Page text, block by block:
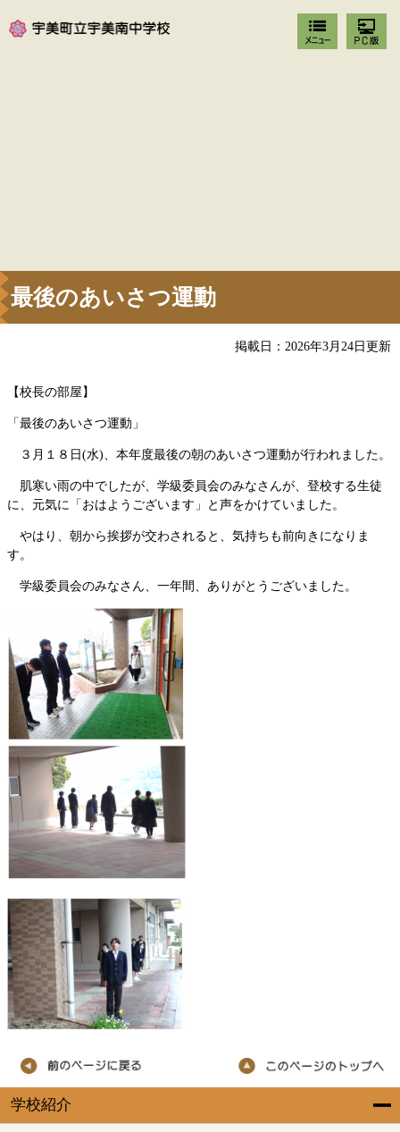
学校紹介
最後のあいさつ運動
掲載日：2026年3月24日更新
【校長の部屋】
「最後のあいさつ運動」
３月１８日(水)、本年度最後の朝のあいさつ運動が行われました。
肌寒い雨の中でしたが、学級委員会のみなさんが、登校する生徒
に、元気に「おはようございます」と声をかけていました。
やはり、朝から挨拶が交わされると、気持ちも前向きになりま
す。
学級委員会のみなさん、一年間、ありがとうございました。